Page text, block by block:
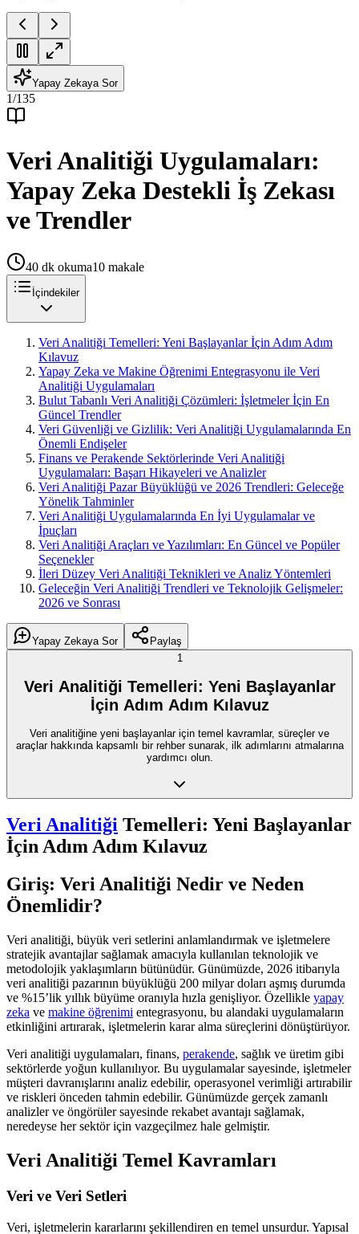
Yapay Zekaya Sor
1/135
Veri Analitiği Uygulamaları:
Yapay Zeka Destekli İş Zekası
ve Trendler
40 dk okuma10 makale
İçindekiler
Veri Analitiği Temelleri: Yeni Başlayanlar İçin Adım Adım
Kılavuz
Yapay Zeka ve Makine Öğrenimi Entegrasyonu ile Veri
Analitiği Uygulamaları
Bulut Tabanlı Veri Analitiği Çözümleri: İşletmeler İçin En
Güncel Trendler
Veri Güvenliği ve Gizlilik: Veri Analitiği Uygulamalarında En
Önemli Endişeler
Finans ve Perakende Sektörlerinde Veri Analitiği
Uygulamaları: Başarı Hikayeleri ve Analizler
Veri Analitiği Pazar Büyüklüğü ve 2026 Trendleri: Geleceğe
Yönelik Tahminler
Veri Analitiği Uygulamalarında En İyi Uygulamalar ve
İpuçları
Veri Analitiği Araçları ve Yazılımları: En Güncel ve Popüler
Seçenekler
İleri Düzey Veri Analitiği Teknikleri ve Analiz Yöntemleri
Geleceğin Veri Analitiği Trendleri ve Teknolojik Gelişmeler:
2026 ve Sonrası
Yapay Zekaya Sor
Paylaş
1
Veri Analitiği Temelleri: Yeni Başlayanlar
İçin Adım Adım Kılavuz
Veri analitiğine yeni başlayanlar için temel kavramlar, süreçler ve
araçlar hakkında kapsamlı bir rehber sunarak, ilk adımlarını atmalarına
yardımcı olun.
Veri Analitiği Temelleri: Yeni Başlayanlar
İçin Adım Adım Kılavuz
Giriş: Veri Analitiği Nedir ve Neden
Önemlidir?
Veri analitiği, büyük veri setlerini anlamlandırmak ve işletmelere
stratejik avantajlar sağlamak amacıyla kullanılan teknolojik ve
metodolojik yaklaşımların bütünüdür. Günümüzde, 2026 itibarıyla
veri analitiği pazarının büyüklüğü 200 milyar doları aşmış durumda
ve %15’lik yıllık büyüme oranıyla hızla genişliyor. Özellikle yapay
zeka ve makine öğrenimi entegrasyonu, bu alandaki uygulamaların
etkinliğini artırarak, işletmelerin karar alma süreçlerini dönüştürüyor.
Veri analitiği uygulamaları, finans, perakende, sağlık ve üretim gibi
sektörlerde yoğun kullanılıyor. Bu uygulamalar sayesinde, işletmeler
müşteri davranışlarını analiz edebilir, operasyonel verimliği artırabilir
ve riskleri önceden tahmin edebilir. Günümüzde gerçek zamanlı
analizler ve öngörüler sayesinde rekabet avantajı sağlamak,
neredeyse her sektör için vazgeçilmez hale gelmiştir.
Veri Analitiği Temel Kavramları
Veri ve Veri Setleri
Veri, işletmelerin kararlarını şekillendiren en temel unsurdur. Yapısal